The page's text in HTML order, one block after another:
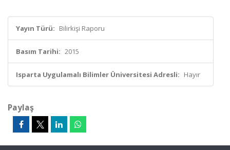
Yayın Türü: Bilirkişi Raporu
Basım Tarihi: 2015
Isparta Uygulamalı Bilimler Üniversitesi Adresli: Hayır
Paylaş